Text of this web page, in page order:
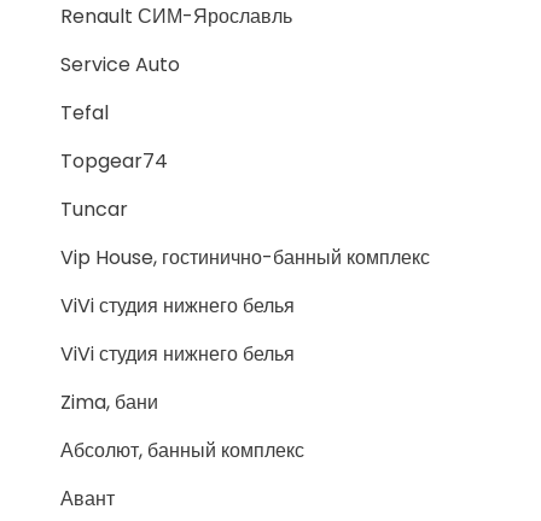
Renault СИМ-Ярославль
Service Auto
Tefal
Topgear74
Tuncar
Vip House, гостинично-банный комплекс
ViVi студия нижнего белья
ViVi студия нижнего белья
Zima, бани
Абсолют, банный комплекс
Авант